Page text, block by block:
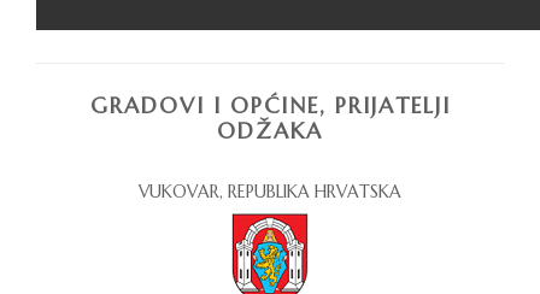
GRADOVI I OPĆINE, PRIJATELJI
ODŽAKA
VUKOVAR, REPUBLIKA HRVATSKA